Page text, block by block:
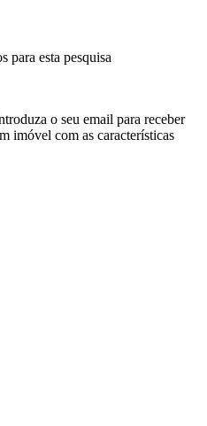
para esta pesquisa
o seu email para receber
imóvel com as características